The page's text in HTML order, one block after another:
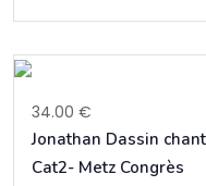
34.00 €
Jonathan Dassin
Cat2- Metz Congrès